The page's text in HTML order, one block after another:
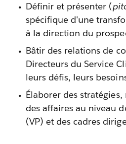
Définir et présenter (
spécifique d'une
à la direction du
Bâtir des relations de
Directeurs du Service
leurs défis, leurs
Élaborer des
des affaires au niveau
(VP) et des cadres